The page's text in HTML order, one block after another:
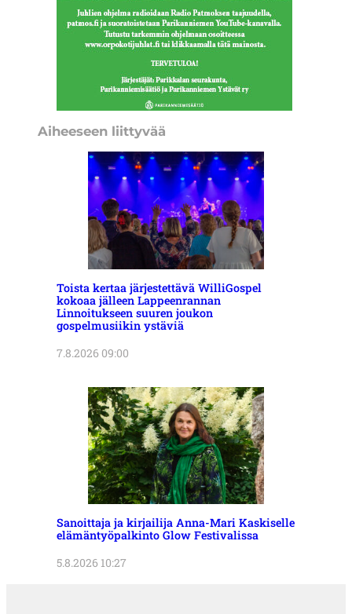
Aiheeseen liittyvää
Toista kertaa järjestettävä WilliGospel
kokoaa jälleen Lappeenrannan
Linnoitukseen suuren joukon
gospelmusiikin ystäviä
7.8.2026 09:00
Sanoittaja ja kirjailija Anna-Mari Kaskiselle
elämäntyöpalkinto Glow Festivalissa
5.8.2026 10:27